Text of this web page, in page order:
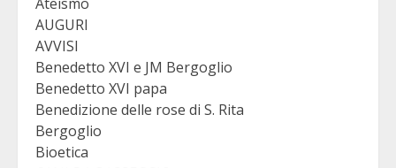
AUGURI
AVVISI
Benedetto XVI e JM Bergoglio
Benedetto XVI papa
Benedizione delle rose di S. Rita
Bergoglio
Bioetica